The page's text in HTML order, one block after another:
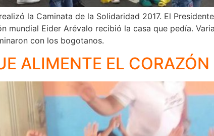
la Caminata de la Solidaridad 2017. El
mundial Eider Arévalo recibió la casa que pedía.
con los bogotanos.
ALIMENTE EL